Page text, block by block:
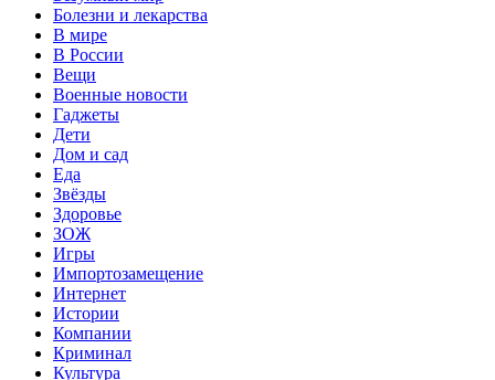
Болезни и лекарства
В мире
В России
Вещи
Военные новости
Гаджеты
Дети
Дом и сад
Еда
Звёзды
Здоровье
ЗОЖ
Игры
Импортозамещение
Интернет
Истории
Компании
Криминал
Культура